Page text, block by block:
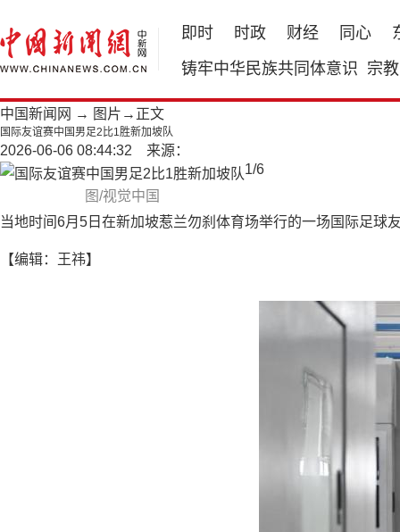
即时 时政 财经 同心
铸牢中华民族共同体意识 宗教
中国新闻网 → 图片 →正文
国际友谊赛中国男足2比1胜新加坡队
2026-06-06 08:44:32 来源：
图/视觉中国
1/6
当地时间6月5日在新加坡惹兰勿刹体育场举行的一场国际足
【编辑：王祎】